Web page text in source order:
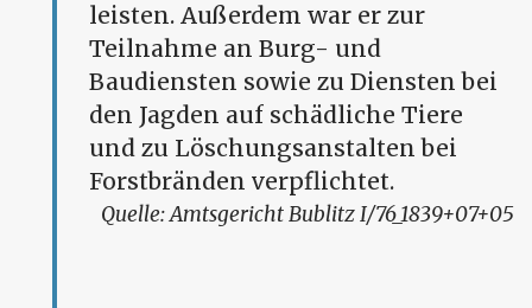
leisten. Außerdem war er zur
Teilnahme an Burg- und
Baudiensten sowie zu Diensten bei
den Jagden auf schädliche Tiere
und zu Löschungsanstalten bei
Forstbränden verpflichtet.
Amtsgericht Bublitz I/76_1839+07+05